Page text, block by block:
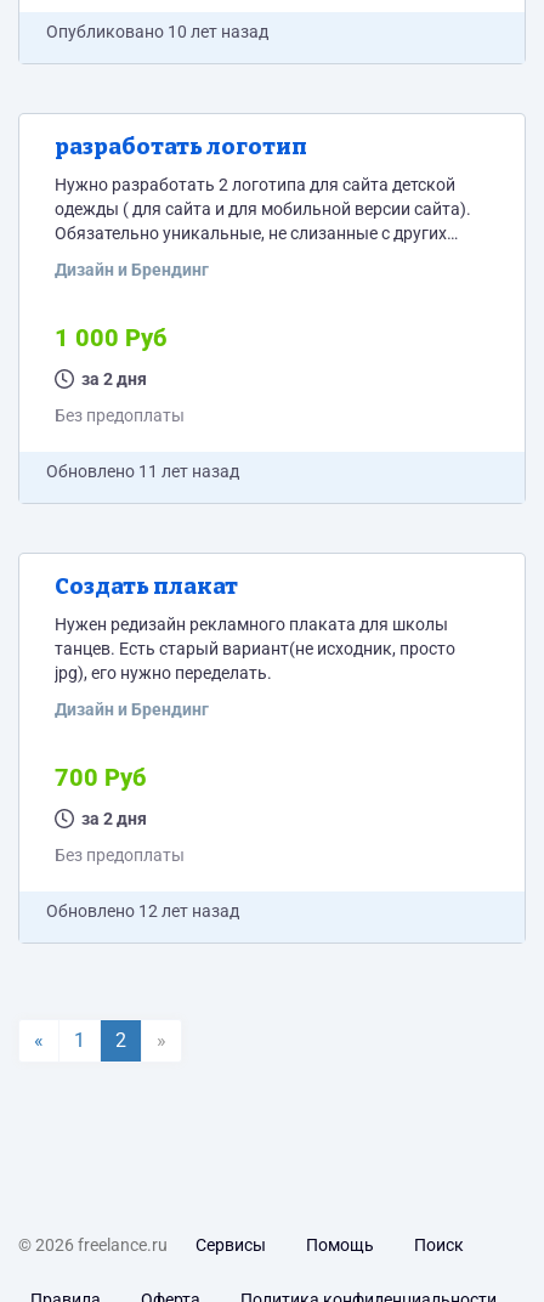
Опубликовано 10 лет назад
разработать логотип
Нужно разработать 2 логотипа для сайта детской
одежды ( для сайта и для мобильной версии сайта).
Обязательно уникальные, не слизанные с других
BabyGarderob.ru (Бейби Гардероб), соответственно с
Есть желание что бы в логотипе присутствовала
возможно вешалка или часть гардероба, но и
необходимы Ваши профессиональные идеи по
Дизайн и Брендинг
1 000 Руб
за 2 дня
Без предоплаты
Обновлено 11 лет назад
Создать плакат
Нужен редизайн рекламного плаката для школы
танцев. Есть старый вариант(не исходник, просто
jpg), его нужно переделать.
Дизайн и Брендинг
700 Руб
за 2 дня
Без предоплаты
Обновлено 12 лет назад
« 1 2 »
© 2026 freelance.ru Сервисы Помощь Поиск